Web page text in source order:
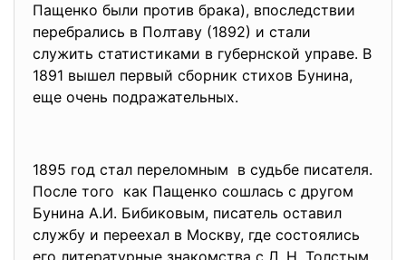
Пащенко были против брака), впоследствии
перебрались в Полтаву (1892) и стали
служить статистиками в губернской управе. В
1891 вышел первый сборник стихов Бунина,
еще очень подражательных.
1895 год стал переломным в судьбе писателя.
После того как Пащенко сошлась с другом
Бунина А.И. Бибиковым, писатель оставил
службу и переехал в Москву, где состоялись
его литературные знакомства с Л. Н. Толстым,